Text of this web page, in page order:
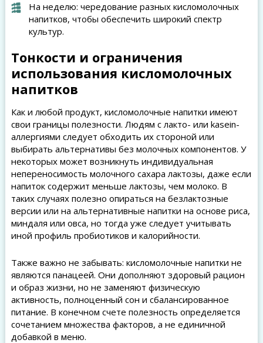
На неделю: чередование разных кисломолочных
напитков, чтобы обеспечить широкий спектр
культур.
Тонкости и ограничения
использования кисломолочных
напитков
Как и любой продукт, кисломолочные напитки имеют
свои границы полезности. Людям с лакто- или kasein-
аллергиями следует обходить их стороной или
выбирать альтернативы без молочных компонентов. У
некоторых может возникнуть индивидуальная
непереносимость молочного сахара лактозы, даже если
напиток содержит меньше лактозы, чем молоко. В
таких случаях полезно опираться на безлактозные
версии или на альтернативные напитки на основе риса,
миндаля или овса, но тогда уже следует учитывать
иной профиль пробиотиков и калорийности.
Также важно не забывать: кисломолочные напитки не
являются панацеей. Они дополняют здоровый рацион
и образ жизни, но не заменяют физическую
активность, полноценный сон и сбалансированное
питание. В конечном счете полезность определяется
сочетанием множества факторов, а не единичной
добавкой в меню.